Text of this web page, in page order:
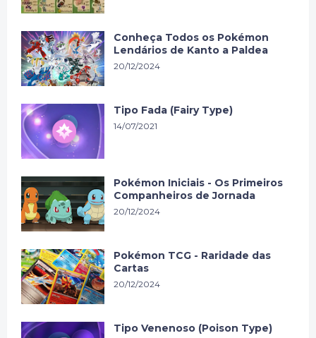
Conheça Todos os Pokémon
Lendários de Kanto a Paldea
20/12/2024
Tipo Fada (Fairy Type)
14/07/2021
Pokémon Iniciais - Os Primeiros
Companheiros de Jornada
20/12/2024
Pokémon TCG - Raridade das
Cartas
20/12/2024
Tipo Venenoso (Poison Type)